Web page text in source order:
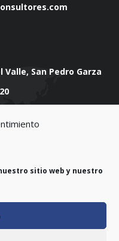
sitio web y nuestro
Valle, San Pedro Garza
reserved.